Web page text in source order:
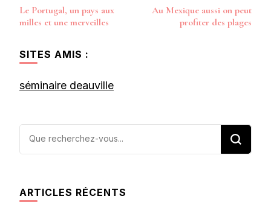
d’article
Le Portugal, un pays aux
milles et une merveilles
Au Mexique aussi on peut
profiter des plages
SITES AMIS :
séminaire deauville
Vous
recherchiez
ARTICLES RÉCENTS